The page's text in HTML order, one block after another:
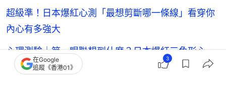
超級準！日本爆紅心測「最想剪斷哪一條線」看穿你
內心有多強大
心理測驗｜第一眼聯想到什麼？日本爆紅三角形心
測 剖析內心缺失
在Google
追蹤《香港01》
3